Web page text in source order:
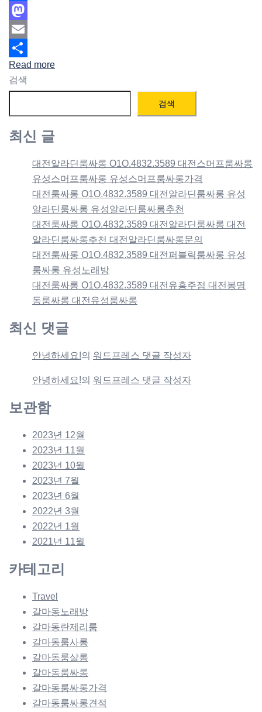
Facebook
Mastodon
Email
Share
Read more
검색
검색
최신 글
대전알라딘룸싸롱 O1O.4832.3589 대전스머프룸싸롱
유성스머프룸싸롱 유성스머프룸싸롱가격
대전룸싸롱 O1O.4832.3589 대전알라딘룸싸롱 유성
알라딘룸싸롱 유성알라딘룸싸롱추천
대전룸싸롱 O1O.4832.3589 대전알라딘룸싸롱 대전
알라딘룸싸롱추천 대전알라딘룸싸롱문의
대전룸싸롱 O1O.4832.3589 대전퍼블릭룸싸롱 유성
룸싸롱 유성노래방
대전룸싸롱 O1O.4832.3589 대전유흥주점 대전봉명
동룸싸롱 대전유성룸싸롱
최신 댓글
안녕하세요!의 워드프레스 댓글 작성자
안녕하세요!의 워드프레스 댓글 작성자
보관함
2023년 12월
2023년 11월
2023년 10월
2023년 7월
2023년 6월
2022년 3월
2022년 1월
2021년 11월
카테고리
Travel
갈마동노래방
갈마동란제리룸
갈마동룸사롱
갈마동룸살롱
갈마동룸싸롱
갈마동룸싸롱가격
갈마동룸싸롱견적